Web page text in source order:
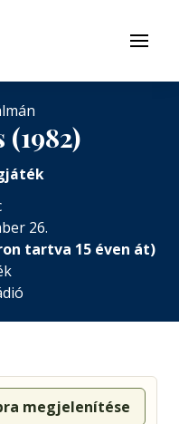
Menü
26.
tartva 15 éven át)
megjelenítése